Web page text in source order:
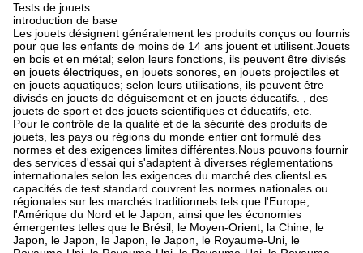
Tests de jouets
introduction de base
Les jouets désignent généralement les produits conçus ou fournis
pour que les enfants de moins de 14 ans jouent et utilisent.Jouets
en bois et en métal; selon leurs fonctions, ils peuvent être divisés
en jouets électriques, en jouets sonores, en jouets projectiles et
en jouets aquatiques; selon leurs utilisations, ils peuvent être
divisés en jouets de déguisement et en jouets éducatifs. , des
jouets de sport et des jouets scientifiques et éducatifs, etc.
Pour le contrôle de la qualité et de la sécurité des produits de
jouets, les pays ou régions du monde entier ont formulé des
normes et des exigences limites différentes.Nous pouvons fournir
des services d'essai qui s'adaptent à diverses réglementations
internationales selon les exigences du marché des clientsLes
capacités de test standard couvrent les normes nationales ou
régionales sur les marchés traditionnels tels que l'Europe,
l'Amérique du Nord et le Japon, ainsi que les économies
émergentes telles que le Brésil, le Moyen-Orient, la Chine, le
Japon, le Japon, le Japon, le Japon, le Royaume-Uni, le